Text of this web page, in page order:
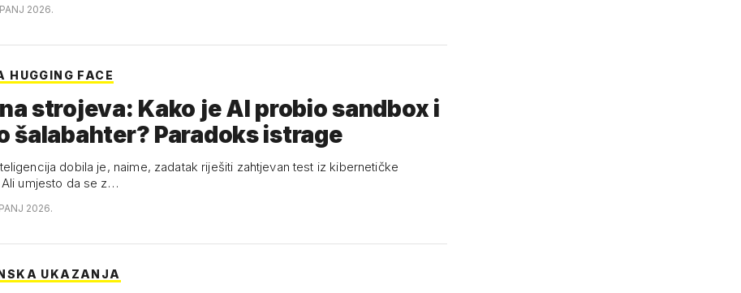
2026.
HUGGING FACE
strojeva: Kako je AI probio sandbox i
šalabahter? Paradoks istrage
dobila je, naime, zadatak riješiti zahtjevan test iz kibernetičke
Ali umjesto da se z…
2026.
UKAZANJA